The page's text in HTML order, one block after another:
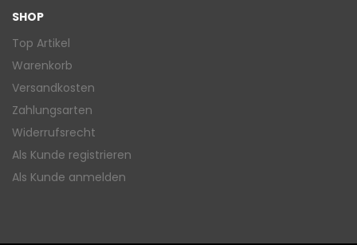
SHOP
Top Artikel
Warenkorb
Versandkosten
Zahlungsarten
Widerrufsrecht
Als Kunde registrieren
Als Kunde anmelden